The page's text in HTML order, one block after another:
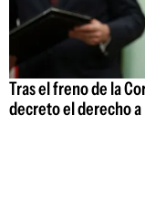
Tras el freno de la
decreto el derecho a